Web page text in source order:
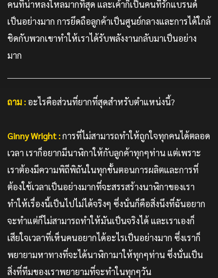
คนที่น่าหลงใหลมากที่สุด และเค้าก็เป็นคนที่รักแบรนด์
เป็นอย่างมาก การยึดถือลูกค้าเป็นศูนย์กลางและการได้ใกล้
ชิดกับพวกเขาทำให้เราได้รับพลังงานกลับมาเป็นอย่าง
มาก
ถาม : อะไรคือส่วนที่ยากที่สุดสำหรับตำแหน่งนี้?
Ginny Wright :การที่ไม่สามารถทำให้ถูกใจทุกคนได้ตลอด
เวลา เราก็อยากมีนาฬิกาให้กับลูกค้าทุกๆท่าน แต่เพราะ
เราต้องมีความพิถีพิถันในทุกขั้นตอนการผลิตและการที่
ต้องใช้เวลาเป็นอย่างมากที่จะสรรสร้างนาฬิกาของเรา
ทำให้เรื่องนี้เป็นไปไม่ได้จริงๆ ซึ่งนั่นก็คือสิ่งนึงที่ฉันอยาก
จะทำแต่ก็ไม่สามารถทำให้มันเป็นจริงได้ และเราเองก็
เสียใจเวลาที่เห็นคนอยากได้อะไรเป็นอย่างมาก ซึ่งเราก็
พยายามหาทางที่จะได้นาฬิกามาให้ทุกๆท่าน ซึ่งนั่นเป็น
สิ่งที่ทีมของเราพยายามที่จะทำในทุกๆวัน